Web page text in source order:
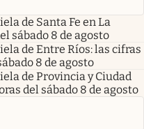
de Santa Fe en La
sábado 8 de agosto
de Entre Ríos: las cifras
8 de agosto
de Provincia y Ciudad
del sábado 8 de agosto